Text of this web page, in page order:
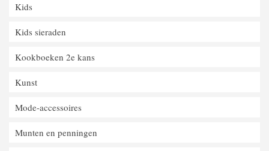
Kids
Kids sieraden
Kookboeken 2e kans
Kunst
Mode-accessoires
Munten en penningen